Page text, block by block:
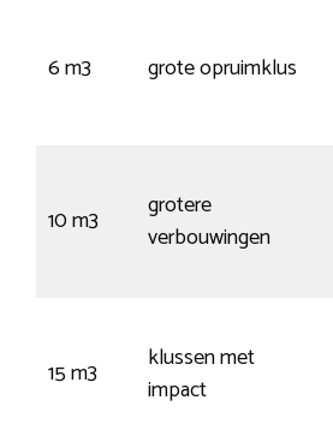
6 m3 grote opruimklus
10 m3
grotere
verbouwingen
15 m3
klussen met
impact